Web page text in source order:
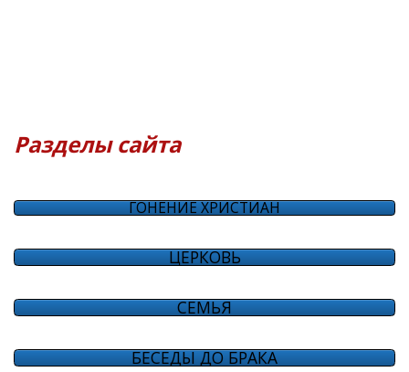
Разделы сайта
ГОНЕНИЕ ХРИСТИАН
ЦЕРКОВЬ
СЕМЬЯ
БЕСЕДЫ ДО БРАКА